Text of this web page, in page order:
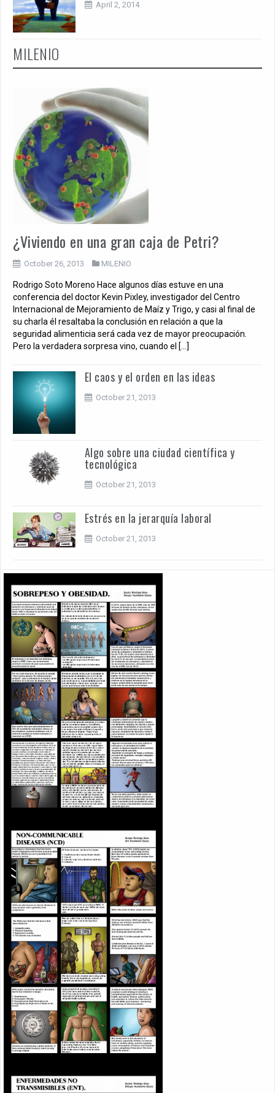
April 2, 2014
MILENIO
¿Viviendo en una gran caja de Petri?
October 26, 2013 MILENIO
Rodrigo Soto Moreno Hace algunos días estuve en una
conferencia del doctor Kevin Pixley, investigador del Centro
Internacional de Mejoramiento de Maíz y Trigo, y casi al final de
su charla él resaltaba la conclusión en relación a que la
seguridad alimenticia será cada vez de mayor preocupación.
Pero la verdadera sorpresa vino, cuando el […]
El caos y el orden en las ideas
October 21, 2013
Algo sobre una ciudad científica y
tecnológica
October 21, 2013
Estrés en la jerarquía laboral
October 21, 2013